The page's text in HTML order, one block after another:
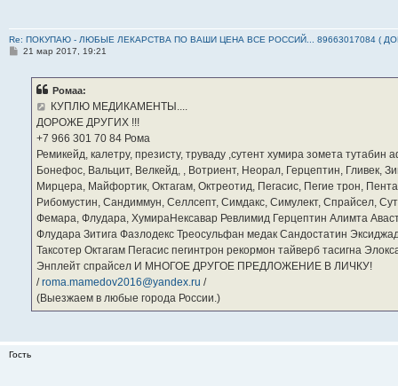
Re: ПОКУПАЮ - ЛЮБЫЕ ЛЕКАРСТВА ПО ВАШИ ЦЕНА ВСЕ РОССИЙ... 89663017084 (
С21 мар 2017, 19:21
Ромаа:
КУПЛЮ МЕДИКАМЕНТЫ....
ДОРОЖЕ ДРУГИХ !!!
‪+7 966 301 70 84‬ Рома
Ремикейд, калетру, презисту, труваду ,сутент хумира зомета
Бонефос, Вальцит, Велкейд, , Вотриент, Неорал, Герцептин, Гливек,
Мирцера, Майфортик, Октагам, Октреотид, Пегасис, Пегие трон,
Рибомустин, Сандиммун, Селлсепт, Симдакс, Симулект, Спрайсел,
Фемара, Флудара, ХумираНексавар Ревлимид Герцептин Алимта
Флудара Зитига Фазлодекс Треосульфан медак Сандостатин
Таксотер Октагам Пегасис пегинтрон рекормон тайверб тасигна
Энплейт спрайсел И МНОГОЕ ДРУГОЕ ПРЕДЛОЖЕНИЕ В ЛИЧКУ!
/roma.mamedov2016@yandex.ru /
(Выезжаем в любые города России.)
Гость